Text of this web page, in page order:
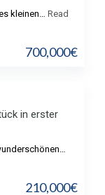
kleinen… Read
700,000€
in erster
210,000€